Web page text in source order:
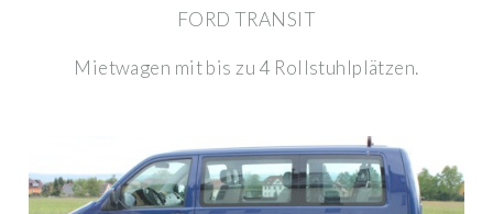
FORD TRANSIT
Mietwagen mit bis zu 4 Rollstuhlplätzen.